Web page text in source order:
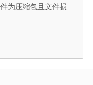
为压缩包且文件损